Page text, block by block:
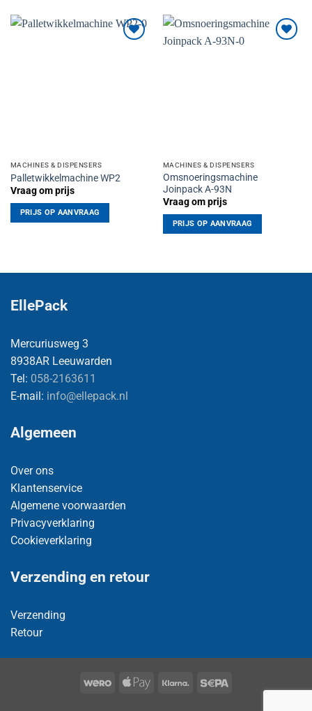
MACHINES & DISPENSERS
Palletwikkelmachine WP2
Vraag om prijs
PRIJS OP AANVRAAG
MACHINES & DISPENSERS
Omsnoeringsmachine
Joinpack A-93N
Vraag om prijs
PRIJS OP AANVRAAG
EllePack
Mercuriusweg 3
8938AR Leeuwarden
Tel: 058-2163611
E-mail: info@ellepack.nl
Algemeen
Over ons
Klantenservice
Algemene voorwaarden
Privacyverklaring
Cookieverklaring
Verzending en retour
Verzending
Retour
Wero
Apple
Klarna